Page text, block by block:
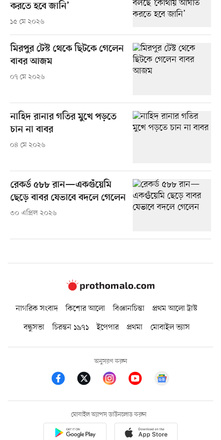
করতে হবে জানি’
১৫ মে ২০২৬
মিরপুর টেস্ট থেকে ছিটকে গেলেন
বাবর আজম
০৭ মে ২০২৬
নাহিদ রানার গতির মুখে পড়তে
চান না বাবর
০৪ মে ২০২৬
রেকর্ড ৫৮৮ রান—একগুঁয়েমি
ছেড়ে বাবর যেভাবে বদলে গেলেন
৩০ এপ্রিল ২০২৬
নাগরিক সংবাদ কিশোর আলো বিজ্ঞানচিন্তা
প্রথম আলো ট্রাস্ট
বন্ধুসভা
চিরন্তন ১৯৭১ ইপেপার প্রথমা মোবাইল ভ্যাস
অনুসরণ করুন
মোবাইল অ্যাপস ডাউনলোড করুন